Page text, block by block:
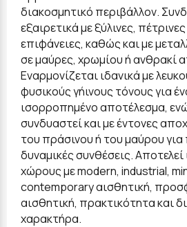
διακοσμητικό περιβάλλον.
εξαιρετικά με ξύλινες,
επιφάνειες, καθώς και με
σε μαύρες, χρωμίου ή ανθρακί
Εναρμονίζεται ιδανικά με
φυσικούς γήινους τόνους για
ισορροπημένο αποτέλεσμα,
συνδυαστεί και με έντονες
του πράσινου ή του μαύρου για
δυναμικές συνθέσεις. Αποτελεί
χώρους με modern, industrial,
contemporary αισθητική,
αισθητική, πρακτικότητα και
χαρακτήρα.